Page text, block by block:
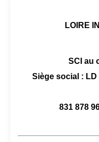
LOIRE
SCI au
Siège social : LD
831 878